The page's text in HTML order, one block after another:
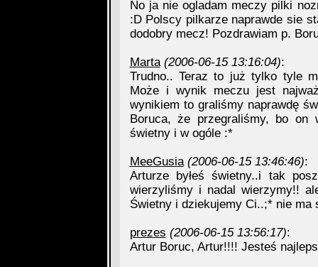
No ja nie ogladam meczy pilki
:D Polscy pilkarze naprawde sie
dodobry mecz! Pozdrawiam p.
Marta (2006-06-15 13:16:04):
Trudno.. Teraz to już tylko tyle
Może i wynik meczu jest
wynikiem to graliśmy naprawdę
Boruca, że przegraliśmy, bo on
świetny i w ogóle :*
MeeGusia (2006-06-15 13:46:46):
Arturze byłeś świetny..i tak
wierzyliśmy i nadal wierzymy!!
Świetny i dziekujemy Ci..;* nie ma
prezes (2006-06-15 13:56:17):
Artur Boruc, Artur!!!! Jesteś